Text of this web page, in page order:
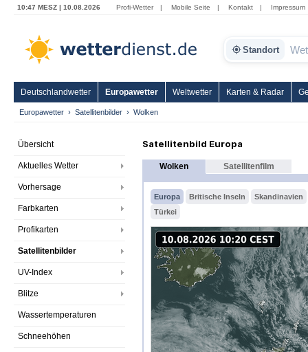
10:47 MESZ | 10.08.2026 Profi-Wetter | Mobile Seite | Kontakt | Impressum
Standort
Deutschlandwetter Europawetter Weltwetter Karten & Radar
Europawetter Satellitenbilder Wolken
Übersicht
Aktuelles Wetter
Vorhersage
Farbkarten
Profikarten
Satellitenbilder
UV-Index
Blitze
Wassertemperaturen
Schneehöhen
Satellitenbild Europa
Wolken Satellitenfilm
Europa Britische Inseln
Skandinavien
Türkei